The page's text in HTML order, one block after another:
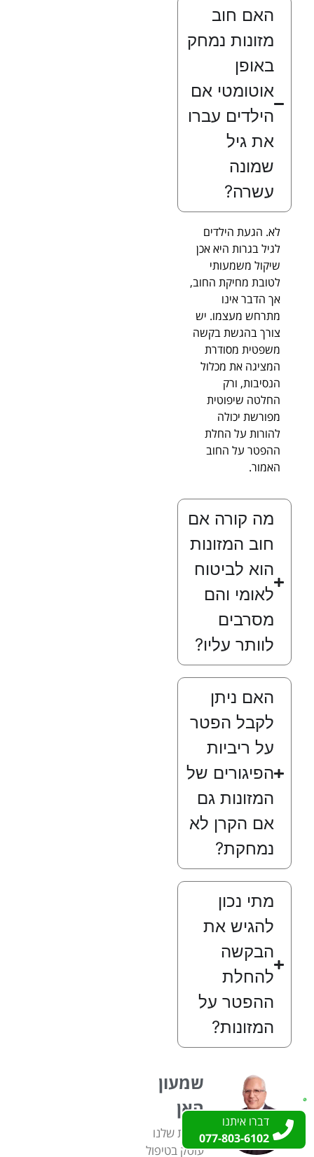
האם חוב
מזונות נמחק
באופן
אוטומטי אם
הילדים עברו
את גיל
שמונה
עשרה?
לא. הגעת הילדים
לגיל בגרות היא אכן
שיקול משמעותי
לטובת מחיקת החוב,
אך הדבר אינו
מתרחש מעצמו. יש
צורך בהגשת בקשה
משפטית מסודרת
המציגה את מכלול
הנסיבות, ורק
החלטה שיפוטית
מפורשת יכולה
להורות על החלת
ההפטר על החוב
האמור.
מה קורה אם
חוב המזונות
הוא לביטוח
לאומי והם
מסרבים
לוותר עליו?
האם ניתן
לקבל הפטר
על ריביות
הפיגורים של
המזונות גם
אם הקרן לא
נמחקת?
מתי נכון
להגיש את
הבקשה
להחלת
ההפטר על
המזונות?
שמעון
האן
הצוות שלנו
עוסק בטיפול
דברו איתנו
077-803-6102
דברו איתנו
077-803-6102